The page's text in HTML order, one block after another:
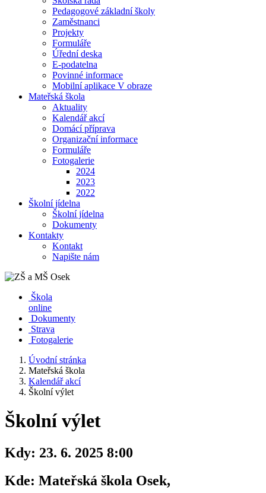
Pedagogové základní školy
Zaměstnanci
Projekty
Formuláře
Úřední deska
E-podatelna
Povinné informace
Mobilní aplikace V obraze
Mateřská škola
Aktuality
Kalendář akcí
Domácí příprava
Organizační informace
Formuláře
Fotogalerie
2024
2023
2022
Školní jídelna
Školní jídelna
Dokumenty
Kontakty
Kontakt
Napište nám
Škola
online
Dokumenty
Strava
Fotogalerie
Úvodní stránka
Mateřská škola
Kalendář akcí
Školní výlet
Školní výlet
Kdy: 23. 6. 2025 8:00
Kde: Ma­teř­ská ško­la Osek,